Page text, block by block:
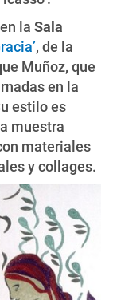
la Sala
, de la
Muñoz, que
en la
estilo es
muestra
materiales
y collages.